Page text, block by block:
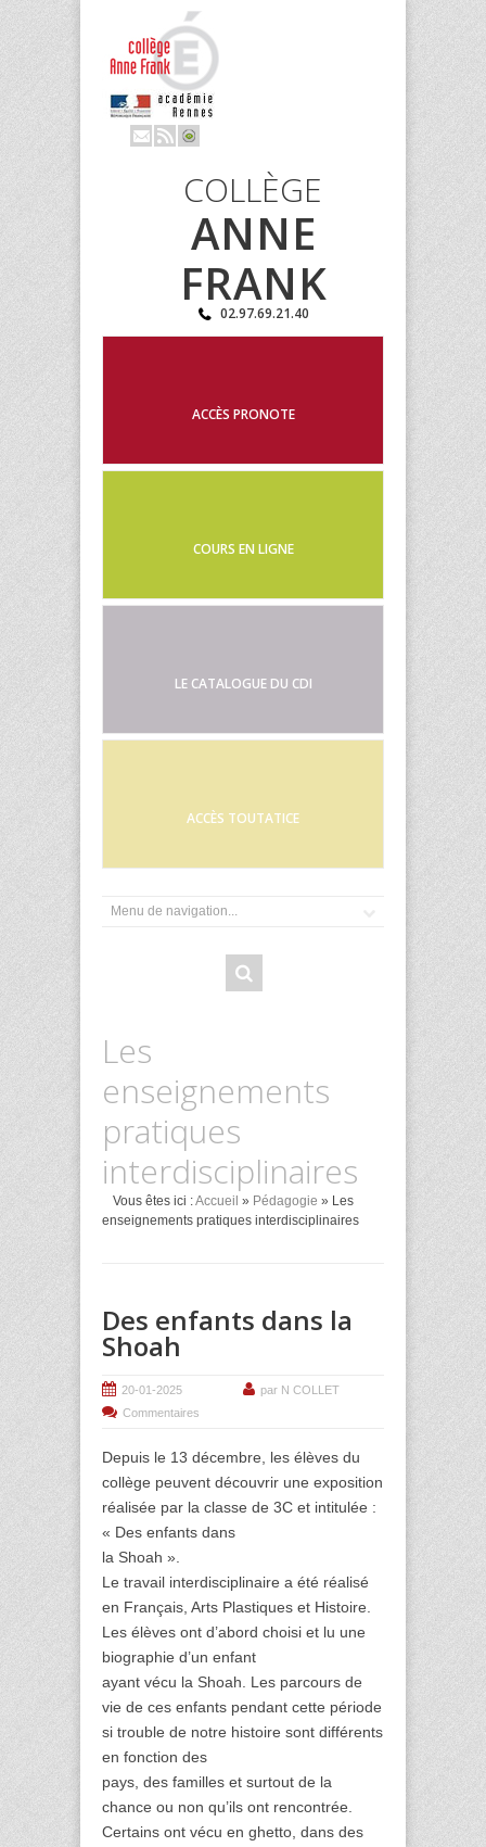
COLLÈGE
ANNE
FRANK
02.97.69.21.40
ACCÈS PRONOTE
COURS EN LIGNE
LE CATALOGUE DU CDI
ACCÈS TOUTATICE
Les
enseignements
pratiques
interdisciplinaires
Vous êtes ici :Accueil » Pédagogie » Les
enseignements pratiques interdisciplinaires
Des enfants dans la
Shoah
20-01-2025
par N COLLET
Commentaires
Depuis le 13 décembre, les élèves du
collège peuvent découvrir une exposition
réalisée par la classe de 3C et intitulée :
« Des enfants dans
la Shoah ».
Le travail interdisciplinaire a été réalisé
en Français, Arts Plastiques et Histoire.
Les élèves ont d’abord choisi et lu une
biographie d’un enfant
ayant vécu la Shoah. Les parcours de
vie de ces enfants pendant cette période
si trouble de notre histoire sont différents
en fonction des
pays, des familles et surtout de la
chance ou non qu’ils ont rencontrée.
Certains ont vécu en ghetto, dans des